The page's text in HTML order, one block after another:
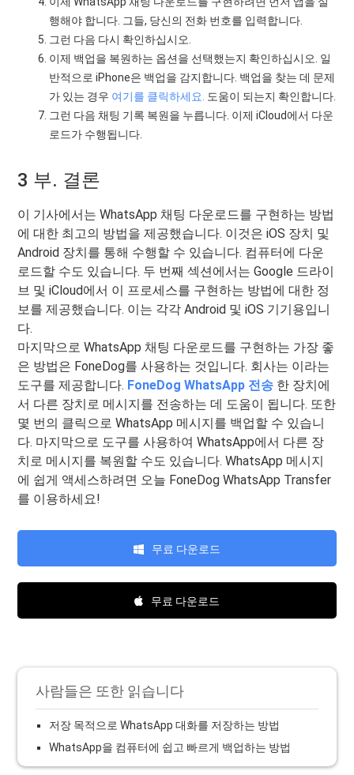
행해야 합니다. 그들, 당신의 전화 번호를 입력합니다.
그런 다음 다시 확인하십시오.
이제 백업을 복원하는 옵션을 선택했는지 확인하십시오. 일
반적으로 iPhone은 백업을 감지합니다. 백업을 찾는 데 문제
가 있는 경우 여기를 클릭하세요.
도움이 되는지 확인합니다.
그런 다음 채팅 기록 복원을 누릅니다. 이제 iCloud에서 다운
로드가 수행됩니다.
3 부. 결론
이 기사에서는 WhatsApp 채팅 다운로드를 구현하는 방법
에 대한 최고의 방법을 제공했습니다. 이것은 iOS 장치 및
Android 장치를 통해 수행할 수 있습니다. 컴퓨터에 다운
로드할 수도 있습니다. 두 번째 섹션에서는 Google 드라이
브 및 iCloud에서 이 프로세스를 구현하는 방법에 대한 정
보를 제공했습니다. 이는 각각 Android 및 iOS 기기용입니
다.
마지막으로 WhatsApp 채팅 다운로드를 구현하는 가장 좋
은 방법은 FoneDog를 사용하는 것입니다. 회사는 이라는
도구를 제공합니다. FoneDog WhatsApp 전송 한 장치에
서 다른 장치로 메시지를 전송하는 데 도움이 됩니다. 또한
몇 번의 클릭으로 WhatsApp 메시지를 백업할 수 있습니
다. 마지막으로 도구를 사용하여 WhatsApp에서 다른 장
치로 메시지를 복원할 수도 있습니다. WhatsApp 메시지
에 쉽게 액세스하려면 오늘 FoneDog WhatsApp Transfer
를 이용하세요!
무료 다운로드
무료 다운로드
사람들은 또한 읽습니다
저장 목적으로 WhatsApp 대화를 저장하는 방법
WhatsApp을 컴퓨터에 쉽고 빠르게 백업하는 방법